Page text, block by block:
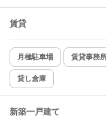
新着のみ
該当件数:
4
賃貸
月極駐車場 賃貸事務
貸し倉庫
新築一戸建て